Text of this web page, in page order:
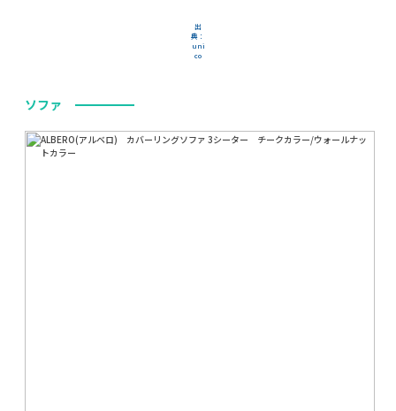
出
典：
uni
co
ソファ